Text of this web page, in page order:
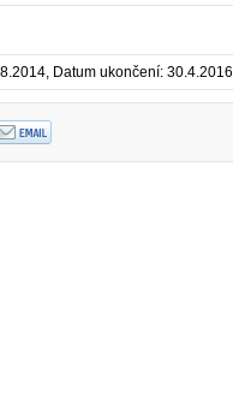
Datum ukončení: 30.4.2016